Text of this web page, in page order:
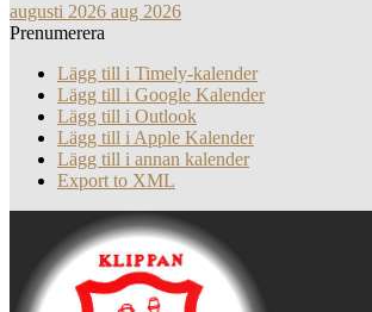
augusti 2026 aug 2026
Prenumerera
Lägg till i Timely-kalender
Lägg till i Google Kalender
Lägg till i Outlook
Lägg till i Apple Kalender
Lägg till i annan kalender
Export to XML